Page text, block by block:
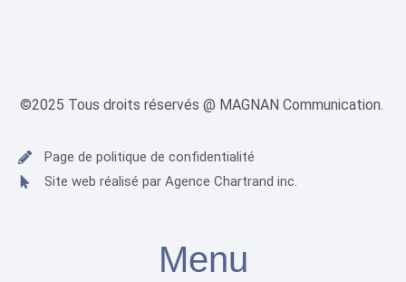
©2025 Tous droits réservés @ MAGNAN Communication.
Page de politique de confidentialité
Site web réalisé par Agence Chartrand inc.
Menu